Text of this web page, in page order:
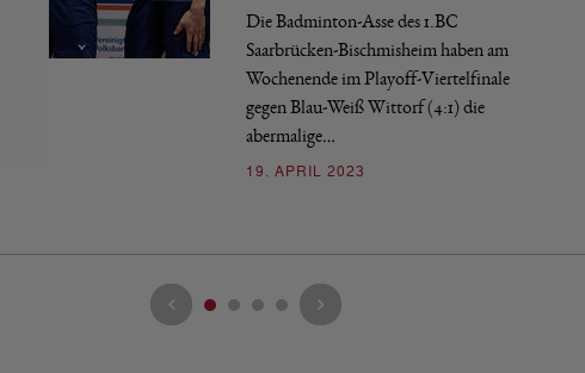
Die Badminton-Asse des 1.BC
Saarbrücken-Bischmisheim haben am
Wochenende im Playoff-Viertelfinale
gegen Blau-Weiß Wittorf (4:1) die
abermalige…
19. APRIL 2023